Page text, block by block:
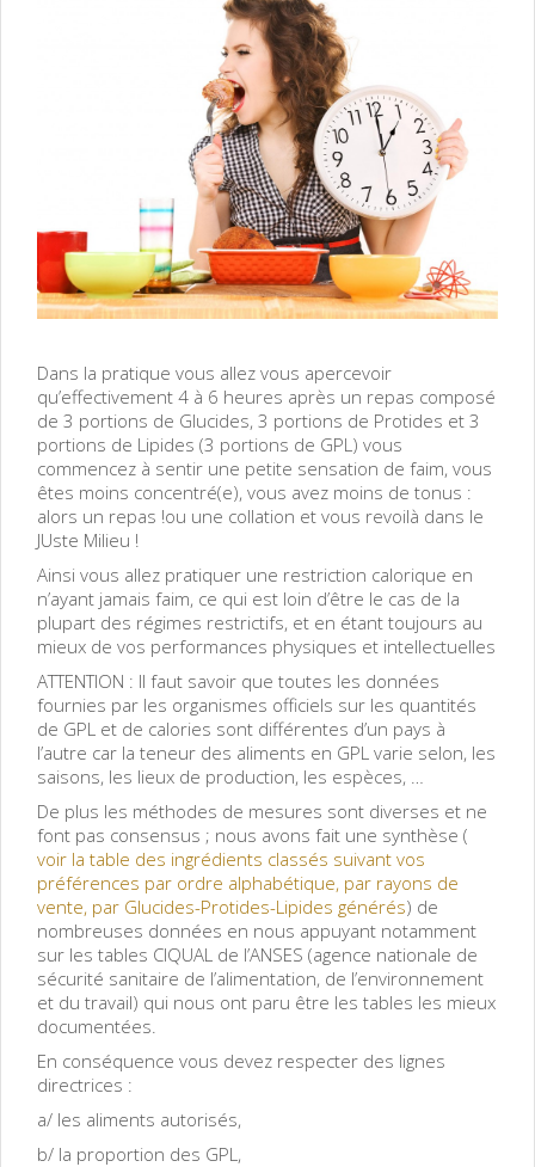
Dans la pratique vous allez vous apercevoir
qu’effectivement 4 à 6 heures après un repas composé
de 3 portions de Glucides, 3 portions de Protides et 3
portions de Lipides (3 portions de GPL) vous
commencez à sentir une petite sensation de faim, vous
êtes moins concentré(e), vous avez moins de tonus :
alors un repas !ou une collation et vous revoilà dans le
JUste Milieu !
Ainsi vous allez pratiquer une restriction calorique en
n’ayant jamais faim, ce qui est loin d’être le cas de la
plupart des régimes restrictifs, et en étant toujours au
mieux de vos performances physiques et intellectuelles
ATTENTION : Il faut savoir que toutes les données
fournies par les organismes officiels sur les quantités
de GPL et de calories sont différentes d’un pays à
l’autre car la teneur des aliments en GPL varie selon, les
saisons, les lieux de production, les espèces, …
De plus les méthodes de mesures sont diverses et ne
font pas consensus ; nous avons fait une synthèse (
voir la table des ingrédients classés suivant vos
préférences par ordre alphabétique, par rayons de
vente, par Glucides-Protides-Lipides générés) de
nombreuses données en nous appuyant notamment
sur les tables CIQUAL de l’ANSES (agence nationale de
sécurité sanitaire de l’alimentation, de l’environnement
et du travail) qui nous ont paru être les tables les mieux
documentées.
En conséquence vous devez respecter des lignes
directrices :
a/ les aliments autorisés,
b/ la proportion des GPL,